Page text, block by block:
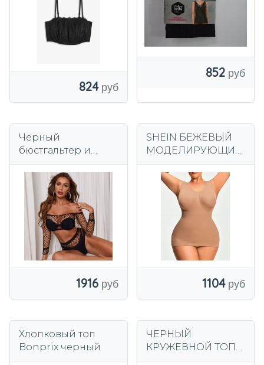
824
852
Черный
бюстгальтер и
женского нижнего
белья, верхние
сетчатые трусики
1916
SHEIN БЕЖЕВЫЙ
МОДЕЛИРУЮЩИЙ
1104
Хлопковый топ
Bonprix черный
ЧЕРНЫЙ
КРУЖЕВНОЙ ТОП